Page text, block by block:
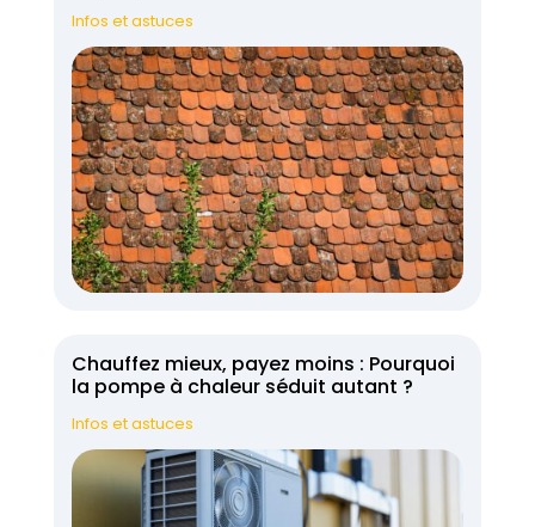
Infos et astuces
Chauffez mieux, payez moins : Pourquoi
la pompe à chaleur séduit autant ?
Infos et astuces